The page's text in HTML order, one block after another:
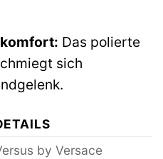
Das polierte
sich
by Versace